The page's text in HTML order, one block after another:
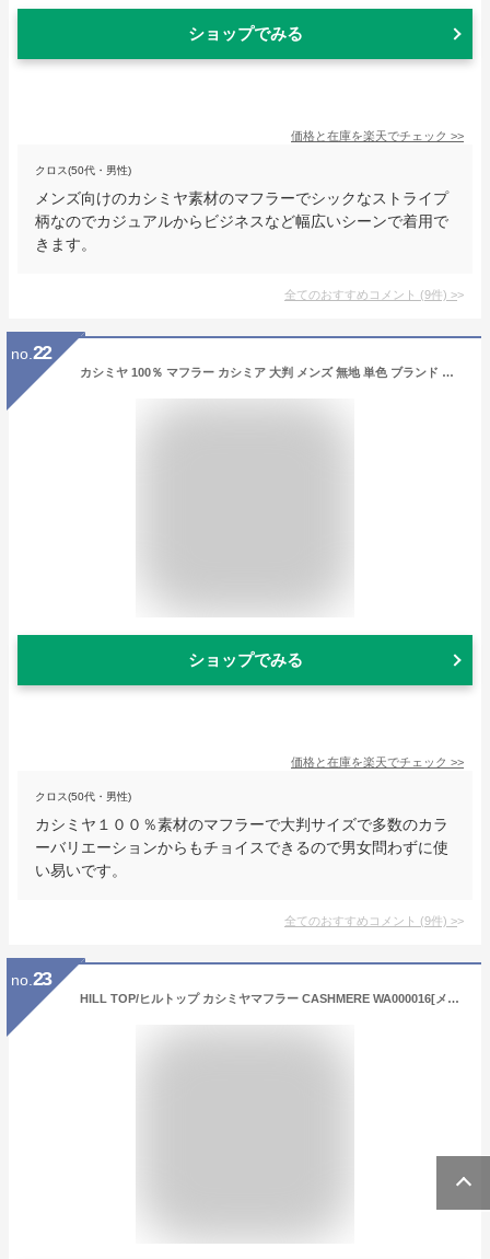
ショップでみる
価格と在庫を楽天でチェック >>
クロス(50代・男性)
メンズ向けのカシミヤ素材のマフラーでシックなストライプ
柄なのでカジュアルからビジネスなど幅広いシーンで着用で
きます。
全てのおすすめコメント (9件) >
no. 22
カシミヤ 100％ マフラー カシミア 大判 メンズ 無地 単色 ブランド ギフトボックス入り 厚手 プレゼント 誕生日 贈り物 男 性 結婚式 クリスマス a0025a
ショップでみる
価格と在庫を楽天でチェック >>
クロス(50代・男性)
カシミヤ１００％素材のマフラーで大判サイズで多数のカラ
ーバリエーションからもチョイスできるので男女問わずに使
い易いです。
全てのおすすめコメント (9件) >
no. 23
HILL TOP/ヒルトップ カシミヤマフラー CASHMERE WA000016[メンズ マフラー スカーフ ストール ウール カシミア カシミヤ シンプル 無地 チェック 180cm 25cm おしゃれ かっこいい 冬服 冬物 冬 大人 彼氏 プレゼント]